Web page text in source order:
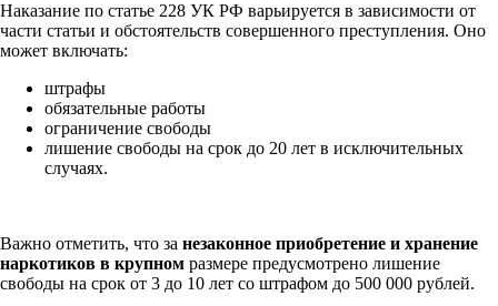
Наказание по статье 228 УК РФ варьируется в зависимости от
части статьи и обстоятельств совершенного преступления. Оно
может включать:
штрафы
обязательные работы
ограничение свободы
лишение свободы на срок до 20 лет в исключительных
случаях.
Важно отметить, что за незаконное приобретение и хранение
наркотиков в крупном размере предусмотрено лишение
свободы на срок от 3 до 10 лет со штрафом до 500 000 рублей.